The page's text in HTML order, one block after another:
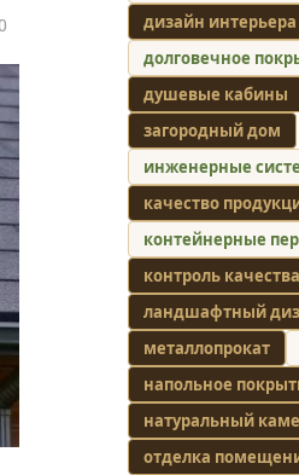
0
дизайн интерьера
долговечное
душевые кабины
загородный дом
инженерные
качество
контейнерные
контроль качества
ландшафтный
металлопрокат
напольное
натуральный
отделка